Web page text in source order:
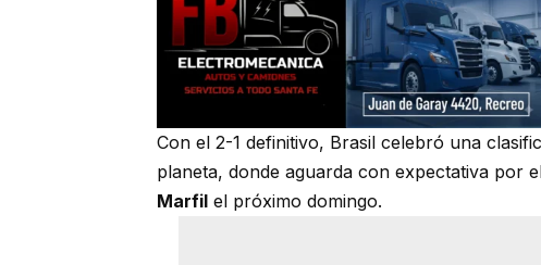
Con el 2-1 definitivo, Brasil celebró una
planeta, donde aguarda con expectativa por
Marfil el próximo domingo.